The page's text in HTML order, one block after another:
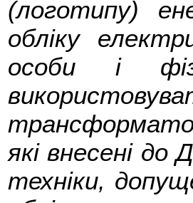
(логотипу)
обліку
особи і
які внесені до
техніки,